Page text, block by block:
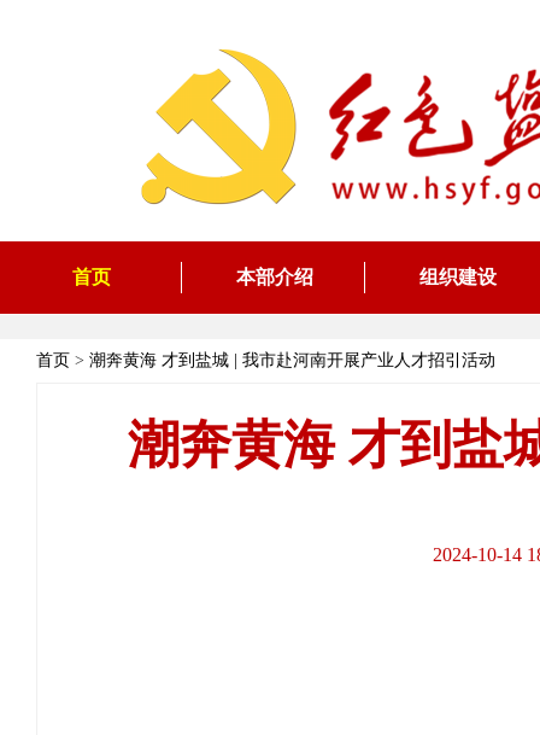
首页 本部介绍 组织建设
首页 > 潮奔黄海 才到盐城 | 我市赴河南开展产业人才招引活动
潮奔黄海 才到盐
2024-10-